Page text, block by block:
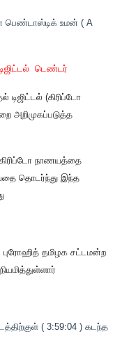
எ பெண்டாஸ்டிக் உமன் ( A
டெண்டர்
டிஜிட்டல் (கிரிப்டோ
அறிமுகப்படுத்த
கிரிப்டோ நாணயத்தை
தொடர்ந்து இந்த
தமிழக சட்டமன்ற
( 3:59:04 ) கடந்த